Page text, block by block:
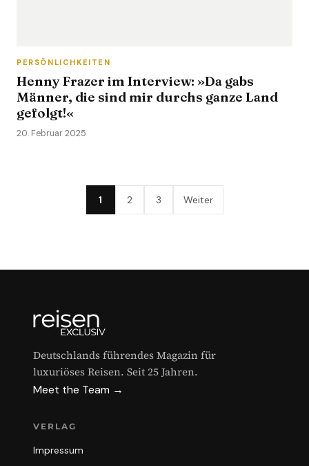
PERSÖNLICHKEITEN
Henny Frazer im Interview: »Da gabs
Männer, die sind mir durchs ganze Land
gefolgt!«
20. Februar 2025
1 2 3 Weiter
Deutschlands führendes Magazin für
luxuriöses Reisen. Seit 25 Jahren.
Meet the Team →
VERLAG
Impressum